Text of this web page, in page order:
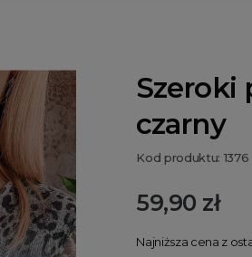
Szeroki
czarny
Kod produktu: 1376
59,90 zł
Najniższa cena z